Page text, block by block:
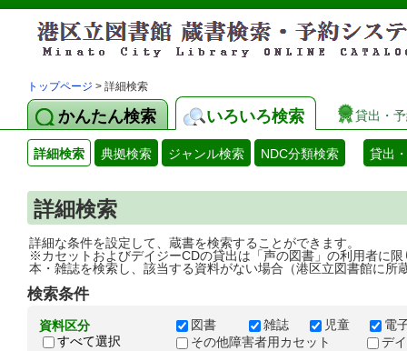
トップページ > 詳細検索
かんたん検索 いろいろ検索 貸出・
詳細検索 典拠検索 ジャンル検索 NDC分類検索 貸出
詳細検索
詳細な条件を設定して、蔵書を検索することができます。
※カセットおよびデイジーCDの貸出は「声の図書」の利用者に限
本・雑誌を検索し、該当する資料がない場合（港区立図書館に所
検索条件
資料区分
すべて選択
図書 雑誌 児童
電
その他障害者用カセット
デ